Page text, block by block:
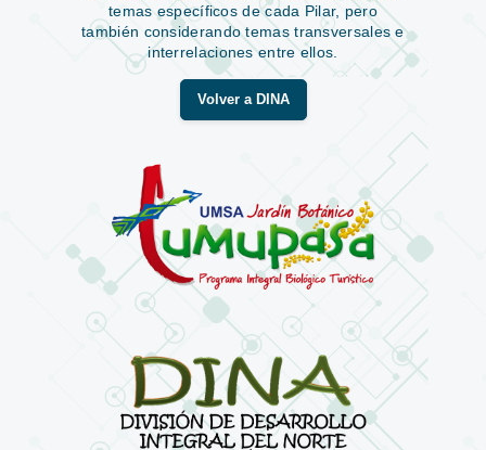
temas específicos de cada Pilar, pero
también considerando temas transversales e
interrelaciones entre ellos.
Volver a DINA